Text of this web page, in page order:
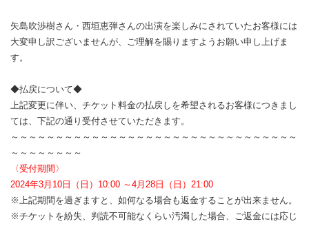
矢島吹渉樹さん・西垣恵弾さんの出演を楽しみにされていたお客様には
大変申し訳ございませんが、ご理解を賜りますようお願い申し上げま
す。
◆払戻について◆
上記変更に伴い、チケット料金の払戻しを希望されるお客様につきまし
ては、下記の通り受付させていただきます。
～～～～～～～～～～～～～～～～～～～～～～～～～～～～～～～～
～～～～～～～～
〈受付期間〉
2024年3月10日（日）10:00 ～4月28日（日）21:00
※上記期間を過ぎますと、如何なる場合も返金することが出来ません。
※チケットを紛失、判読不可能なくらい汚濁した場合、ご返金には応じ